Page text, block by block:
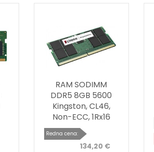
RAM SODIMM
DDR5 8GB 5600
Kingston, CL46,
Non-ECC, 1Rx16
Redna cena:
134,20 €